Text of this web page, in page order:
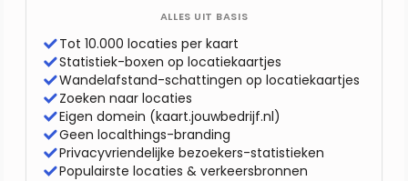
ALLES UIT BASIS
Tot 10.000 locaties per kaart
Statistiek-boxen op locatiekaartjes
Wandelafstand-schattingen op locatiekaartjes
Zoeken naar locaties
Eigen domein (kaart.jouwbedrijf.nl)
Geen localthings-branding
Privacyvriendelijke bezoekers-statistieken
Populairste locaties & verkeersbronnen